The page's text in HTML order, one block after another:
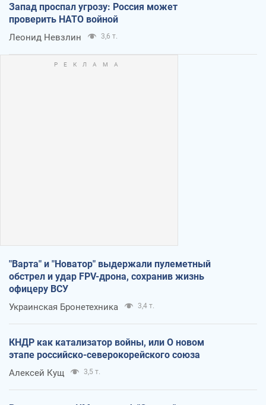
Запад проспал угрозу: Россия может
проверить НАТО войной
Леонид Невзлин 3,6 т.
"Варта" и "Новатор" выдержали пулеметный
обстрел и удар FPV-дрона, сохранив жизнь
офицеру ВСУ
Украинская Бронетехника 3,4 т.
КНДР как катализатор войны, или О новом
этапе российско-северокорейского союза
Алексей Кущ 3,5 т.